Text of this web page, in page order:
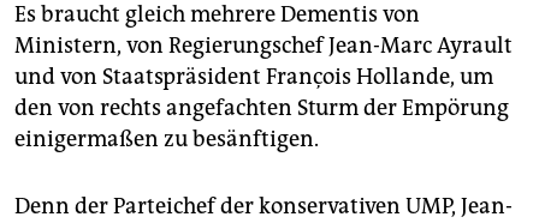
genossenschaft
epaper login
Es braucht gleich mehrere Dementis von
Ministern, von Regierungschef Jean-Marc Ayrault
und von Staatspräsident François Hollande, um
den von rechts angefachten Sturm der Empörung
einigermaßen zu besänftigen.
Denn der Parteichef der konservativen UMP, Jean-